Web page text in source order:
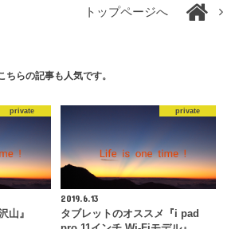
トップページへ
ちらの記事も人気です。
private
山』
private
2019.6.13
タブレットのオススメ『i pad